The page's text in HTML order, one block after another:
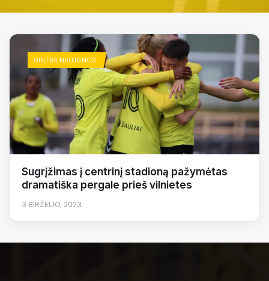
GINTRA NAUJIENOS
Sugrįžimas į centrinį stadioną pažymėtas
dramatiška pergale prieš vilnietes
3 BIRŽELIO, 2023